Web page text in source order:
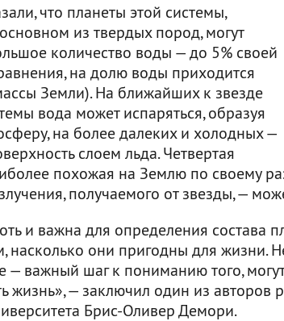
что планеты этой системы,
из твердых пород, могут
количество воды — до 5% своей
на долю воды приходится
Земли). На ближайших к звезде
вода может испаряться, образуя
на более далеких и холодных —
слоем льда. Четвертая
похожая на Землю по своему
получаемого от звезды, —
и важна для определения состава
насколько они пригодны для жизни.
— важный шаг к пониманию того,
жизнь», — заключил один из авторов
Брис-Оливер Демори.